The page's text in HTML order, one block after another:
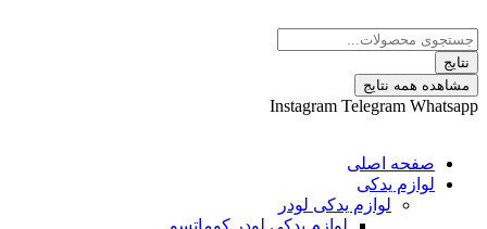
نتایج
Instagram Telegram
اصلی
یدکی
لوازم یدکی لودر
لوازم یدکی لودر کوماتسو